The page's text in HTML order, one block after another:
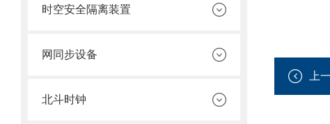
时空安全隔离装置
网同步设备
北斗时钟
上